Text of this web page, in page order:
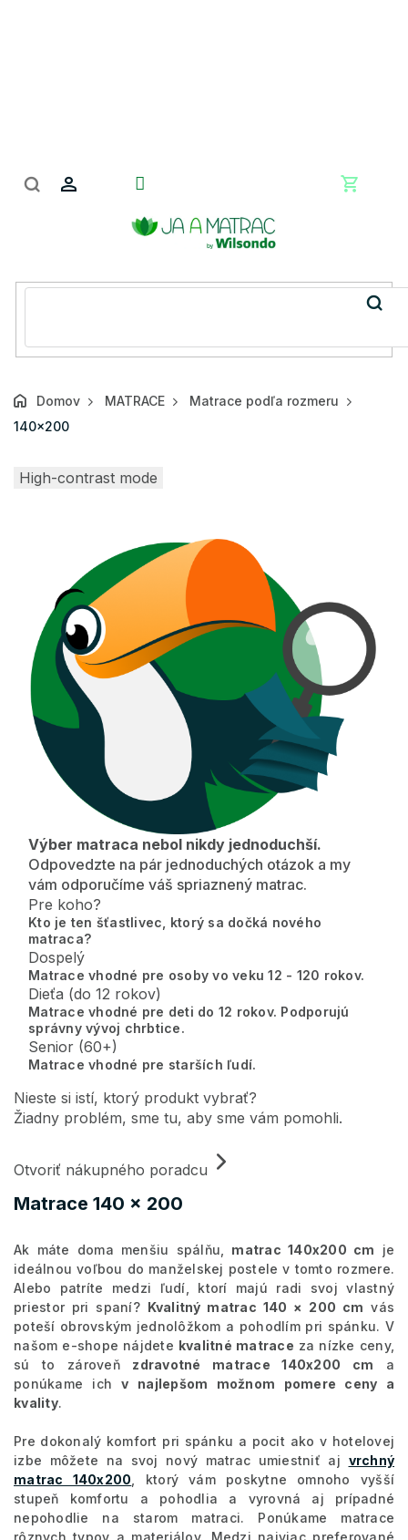
Domov MATRACE
Matrace podľa rozmeru
140x200
Matrace 140 x 200
High-contrast mode
Výber matraca nebol nikdy jednoduchší.
Odpovedzte na pár jednoduchých otázok a my
vám odporučíme váš spriaznený matrac.
Pre koho?
Kto je ten šťastlivec, ktorý sa dočká nového
matraca?
Dospelý
Matrace vhodné pre osoby vo veku 12 - 120 rokov.
Dieťa (do 12 rokov)
Matrace vhodné pre deti do 12 rokov. Podporujú
správny vývoj chrbtice.
Senior (60+)
Matrace vhodné pre starších ľudí.
Nieste si istí, ktorý produkt vybrať?
Žiadny problém, sme tu, aby sme vám pomohli.
Otvoriť nákupného poradcu
Ak máte doma menšiu spálňu, matrac 140x200 cm je
ideálnou voľbou do manželskej postele v tomto rozmere.
Alebo patríte medzi ľudí, ktorí majú radi svoj vlastný
priestor pri spaní? Kvalitný matrac 140 × 200 cm vás
poteší obrovským jednolôžkom a pohodlím pri spánku. V
našom e-shope nájdete kvalitné matrace za nízke ceny,
sú to zároveň zdravotné matrace 140x200 cm a
ponúkame ichv najlepšom možnom pomere ceny a
kvality.
Pre dokonalý komfort pri spánku a pocit ako v hotelovej
izbe môžete na svoj nový matrac umiestniť aj vrchný
matrac 140x200 , ktorý vám poskytne omnoho vyšší
stupeň komfortu a pohodlia a vyrovná aj prípadné
nepohodlie na starom matraci. Ponúkame matrace
rôznych typov a materiálov. Medzi najviac preferované